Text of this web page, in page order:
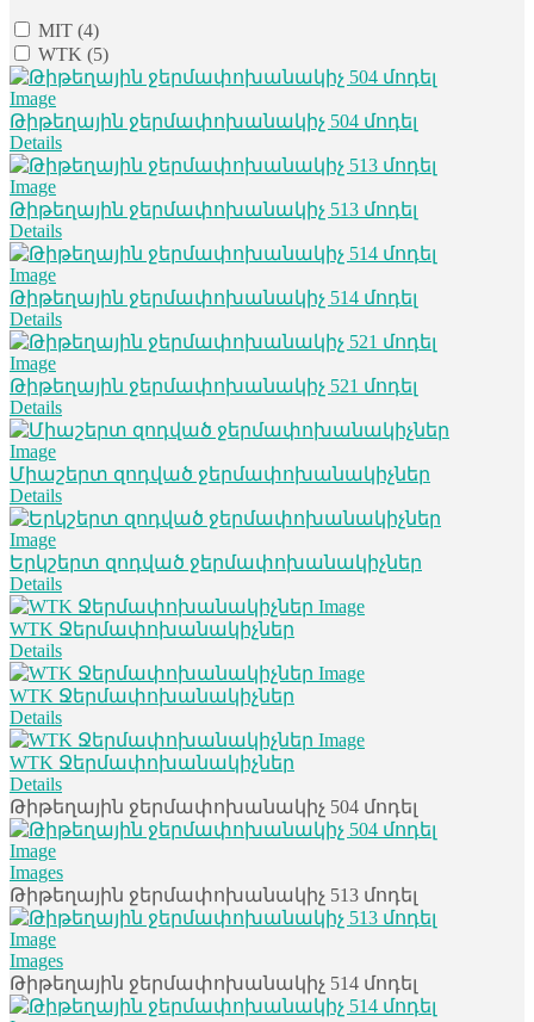
MIT (4)
WTK (5)
Թիթեղային ջերմափոխանակիչ 504 մոդել
Details
Թիթեղային ջերմափոխանակիչ 513 մոդել
Details
Թիթեղային ջերմափոխանակիչ 514 մոդել
Details
Թիթեղային ջերմափոխանակիչ 521 մոդել
Details
Միաշերտ զոդված ջերմափոխանակիչներ
Details
Երկշերտ զոդված ջերմափոխանակիչներ
Details
WTK Ջերմափոխանակիչներ
Details
WTK Ջերմափոխանակիչներ
Details
WTK Ջերմափոխանակիչներ
Details
Թիթեղային ջերմափոխանակիչ 504 մոդել
Images
Թիթեղային ջերմափոխանակիչ 513 մոդել
Images
Թիթեղային ջերմափոխանակիչ 514 մոդել